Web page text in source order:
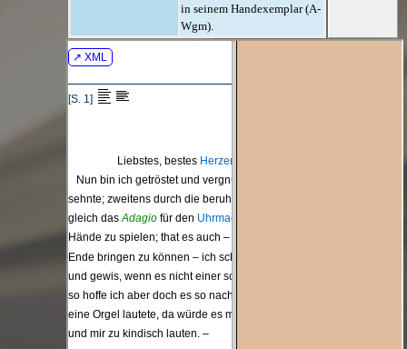
in seinem Handexemplar (A-
Wgm).